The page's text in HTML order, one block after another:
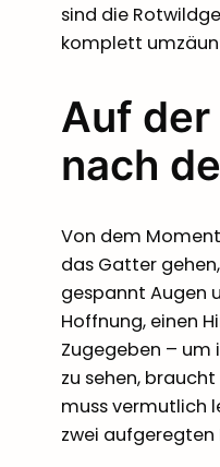
sind die
komplett
Auf der
nach
Von dem
das Gatter
gespannt Augen
Hoffnung, einen
Zugegeben – um
zu sehen,
muss vermutlich
zwei aufgeregten